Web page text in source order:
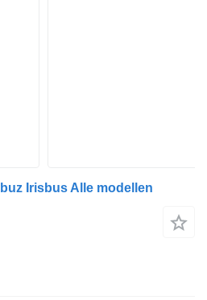
Irisbus Alle modellen